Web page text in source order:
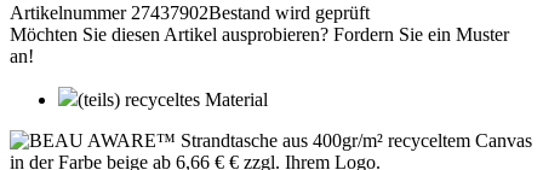
Artikelnummer 27437902Bestand wird geprüft
Möchten Sie diesen Artikel ausprobieren? Fordern Sie ein Muster
an!
(teils) recyceltes Material